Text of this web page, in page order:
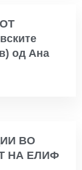
од Ана
ВО
НА ЕЛИФ